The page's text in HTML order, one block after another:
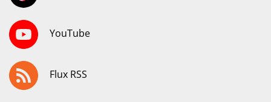
YouTube
Flux RSS